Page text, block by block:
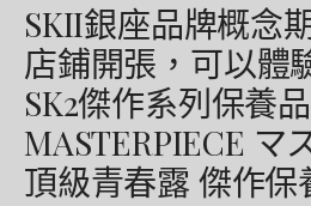
SKII銀座品牌概念
店鋪開張，可以體
SK2傑作系列保養
MASTERPIECE マ
頂級青春露 傑作保